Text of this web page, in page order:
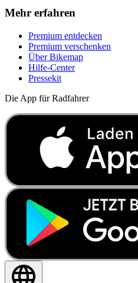
Mehr erfahren
Premium entdecken
Premium verschenken
Über Bikemap
Hilfe-Center
Pressekit
Die App für Radfahrer